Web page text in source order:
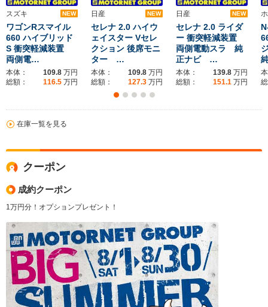
スズキ NEW
ワゴンRスマイル
660 ハイブリッド
S 衝突軽減装置
両側電…
本体： 109.8 万円
総額：
116.5 万円
日産 NEW
セレナ 2.0 ハイウ
ェイスター Vセレ
クション 後席モニ
ター …
本体： 109.8 万円
総額：
127.3 万円
日産 NEW
セレナ 2.0 ライダ
ー 衝突軽減装置
両側電動スラ 純
正ナビ …
本体： 139.8 万円
総額：
151.1 万円
在庫一覧を見る
クーポン
成約クーポン
1万円分！オプションプレゼント！